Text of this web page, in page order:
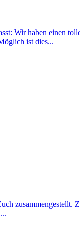
Wir haben einen
ist dies...